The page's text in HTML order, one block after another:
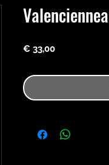
€ 33,00Preço